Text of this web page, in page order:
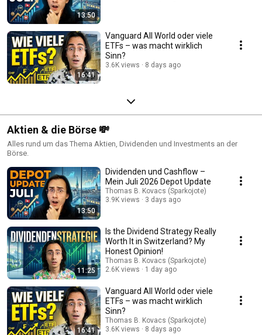
13:50
16:41
Vanguard All World oder viele
ETFs – was macht wirklich
Sinn?
3.6K views 8 days ago
Aktien & die Börse 💸
Alles rund um das Thema Aktien, Dividenden und Investments an der
Börse.
13:50
Dividenden und Cashflow –
Mein Juli 2026 Depot Update
Thomas B. Kovacs (Sparkojote)
3.9K views
3 days ago
11:25
Is the Dividend Strategy Really
Worth It in Switzerland? My
Honest Opinion!
Thomas B. Kovacs (Sparkojote)
2.6K views
1 day ago
16:41
Vanguard All World oder viele
ETFs – was macht wirklich
Sinn?
Thomas B. Kovacs (Sparkojote)
3.6K views
8 days ago